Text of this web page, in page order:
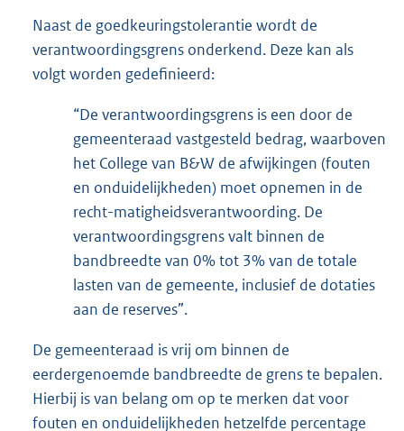
Naast de goedkeuringstolerantie wordt de
verantwoordingsgrens onderkend. Deze kan als
volgt worden gedefinieerd:
“De verantwoordingsgrens is een door de
gemeenteraad vastgesteld bedrag, waarboven
het College van B&W de afwijkingen (fouten
en onduidelijkheden) moet opnemen in de
recht-matigheidsverantwoording. De
verantwoordingsgrens valt binnen de
bandbreedte van 0% tot 3% van de totale
lasten van de gemeente, inclusief de dotaties
aan de reserves”.
De gemeenteraad is vrij om binnen de
eerdergenoemde bandbreedte de grens te bepalen.
Hierbij is van belang om op te merken dat voor
fouten en onduidelijkheden hetzelfde percentage